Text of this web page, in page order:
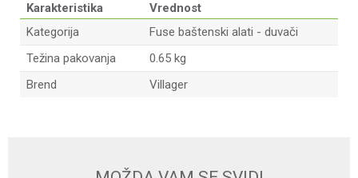
Karakteristika
Vrednost
Kategorija
Fuse baštenski alati - duvači
Težina pakovanja
0.65 kg
Brend
Villager